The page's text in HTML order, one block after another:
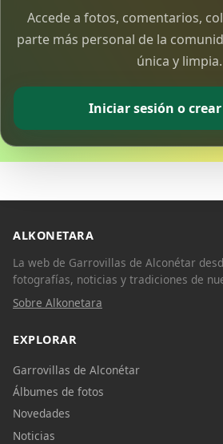
Accede a fotos, comentarios,
parte más personal de la
única y limpia.
Iniciar sesión o
ALKONETARA
La web de Garrovillas de Alconétar
fotografías, noticias y tradiciones de
Sobre Alkonetara
EXPLORAR
Garrovillas de Alconétar
Álbumes de fotos
Novedades
Noticias